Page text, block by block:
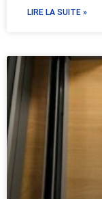
LIRE LA SUITE »